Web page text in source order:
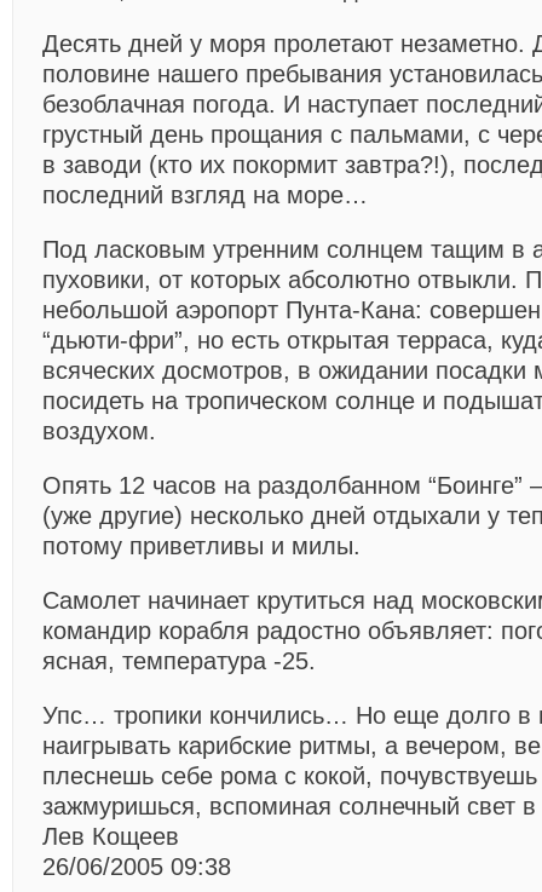
Десять дней у моря пролетают незаметно.
половине нашего пребывания
безоблачная погода. И наступает
грустный день прощания с пальмами, с
в заводи (кто их покормит завтра?!),
последний взгляд на море…
Под ласковым утренним солнцем тащим в
пуховики, от которых абсолютно отвыкли.
небольшой аэропорт Пунта-Кана:
“дьюти-фри”, но есть открытая терраса,
всяческих досмотров, в ожидании посадки
посидеть на тропическом солнце и
воздухом.
Опять 12 часов на раздолбанном “Боинге”
(уже другие) несколько дней отдыхали у
потому приветливы и милы.
Самолет начинает крутиться над
командир корабля радостно объявляет:
ясная, температура -25.
Упс… тропики кончились… Но еще долго в
наигрывать карибские ритмы, а вечером,
плеснешь себе рома с кокой,
зажмуришься, вспоминая солнечный свет
Лев Кощеев
26/06/2005 09:38